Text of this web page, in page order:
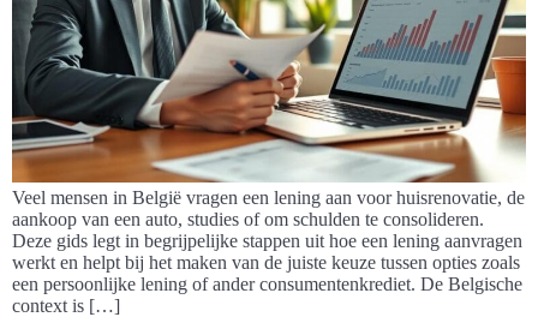
Veel mensen in België vragen een lening aan voor huisrenovatie, de
aankoop van een auto, studies of om schulden te consolideren.
Deze gids legt in begrijpelijke stappen uit hoe een lening aanvragen
werkt en helpt bij het maken van de juiste keuze tussen opties zoals
een persoonlijke lening of ander consumentenkrediet. De Belgische
context is […]